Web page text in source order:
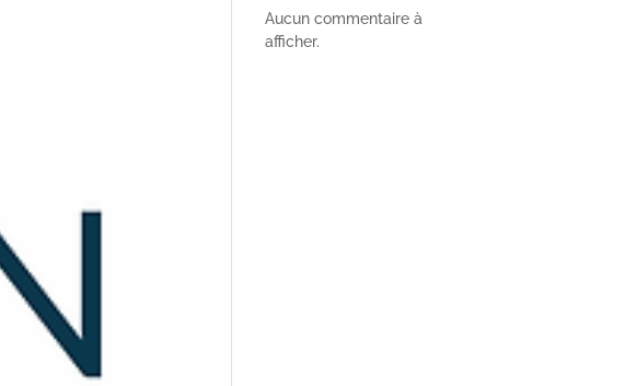
Aucun commentaire à
afficher.